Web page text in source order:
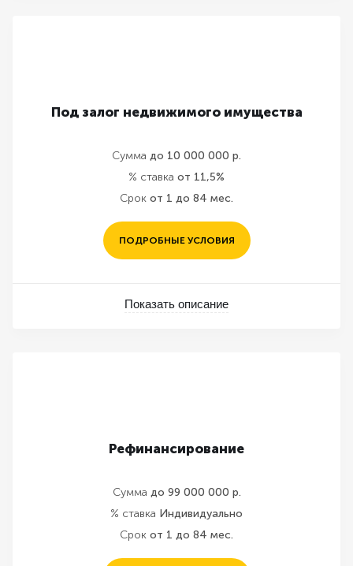
Под залог недвижимого имущества
Сумма до 10 000 000 р.
% ставка от 11,5%
Срок от 1 до 84 мес.
ПОДРОБНЫЕ УСЛОВИЯ
Показать описание
Рефинансирование
Сумма до 99 000 000 р.
% ставка Индивидуально
Срок от 1 до 84 мес.